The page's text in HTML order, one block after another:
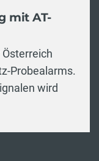
mit AT-
Probealarms.
wird